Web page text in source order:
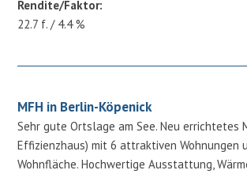
Rendite/Faktor:
22.7 f. / 4.4 %
MFH in Berlin-Köpenick
Sehr gute Ortslage am See. Neu errichtetes
Effizienzhaus) mit 6 attraktiven Wohnungen
Wohnfläche. Hochwertige Ausstattung,